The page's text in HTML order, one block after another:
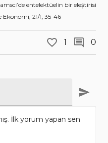
entelektüelin bir eleştirisi
21/1, 35-46
1 0
İlk yorum yapan sen